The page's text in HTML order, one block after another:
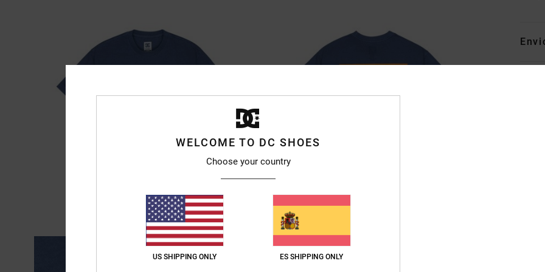
WELCOME TO DC SHOES
Choose your country
US SHIPPING ONLY ES SHIPPING ONLY